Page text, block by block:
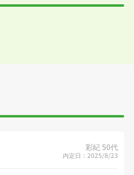
彩紀 50代
内定日：2025/8/23